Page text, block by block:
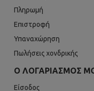
Πληρωμή
Επιστροφή
Υπαναχώρηση
Πωλήσεις χονδρικής
Ο ΛΟΓΑΡΙΑΣΜΌΣ
Είσοδος